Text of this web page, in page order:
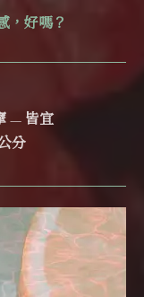
，好嗎？
— 皆宜
分